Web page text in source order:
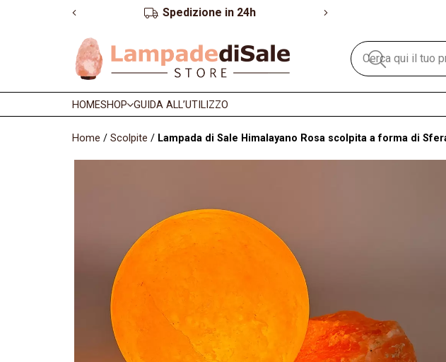
Garanzia e reso fino a 2 anni
HOMESHOP GUIDA ALL’UTILIZZO
Home / Scolpite / Lampada di Sale Himalayano Rosa scolpita a forma di